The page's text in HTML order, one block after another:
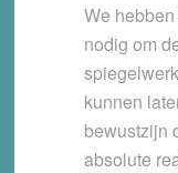
We
nodig om
kunnen
bewustzijn
absolute